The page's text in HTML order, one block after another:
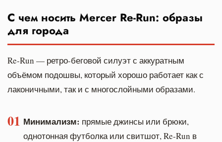
С чем носить Mercer Re-Run: образы
для города
Re-Run — ретро-беговой силуэт с аккуратным
объёмом подошвы, который хорошо работает как с
лаконичными, так и с многослойными образами.
01 Минимализм: прямые джинсы или брюки,
однотонная футболка или свитшот, Re-Run в